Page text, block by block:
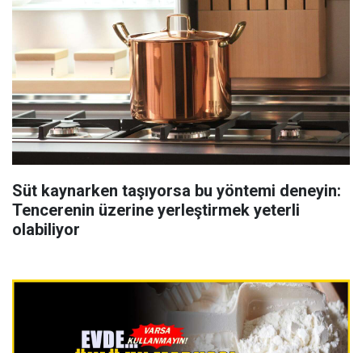
Süt kaynarken taşıyorsa bu yöntemi deneyin:
Tencerenin üzerine yerleştirmek yeterli
olabiliyor